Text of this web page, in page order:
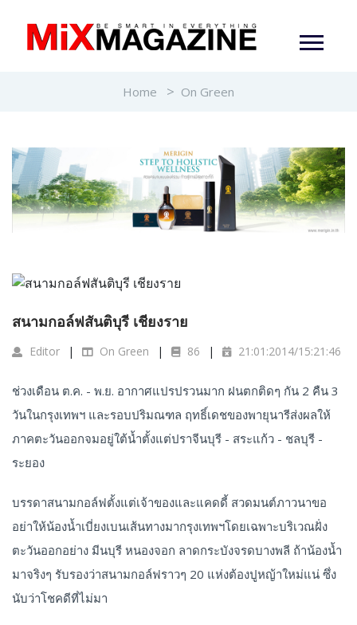
Home On Green
สนามกอล์ฟสันติบุรี เชียงราย
Editor On Green 86 21:01:2014/15:21:46
ช่วงเดือน ต.ค. - พ.ย. อากาศแปรปรวนมาก ฝนตกติดๆ กัน 2 คืน 3
วันในกรุงเทพฯ และรอบปริมณฑล ฤทธิ์เดชของพายุนารีส่งผลให้
ภาคตะวันออกจมอยู่ใต้น้ำตั้งแต่ปราจีนบุรี - สระแก้ว - ชลบุรี -
ระยอง
บรรดาสนามกอล์ฟตั้งแต่เจ้าของและแคดดี้ สวดมนต์ภาวนาขอ
อย่าให้น้องน้ำเบี่ยงเบนเส้นทางมากรุงเทพฯโดยเฉพาะบริเวณฝั่ง
ตะวันออกอย่าง มีนบุรี หนองจอก ลาดกระบังจรดบางพลี ถ้าน้องน้ำ
มาจริงๆ รับรองว่าสนามกอล์ฟราวๆ 20 แห่งต้องปูหญ้าใหม่แน่ ซึ่ง
นับว่าโชคดีที่ไม่มา